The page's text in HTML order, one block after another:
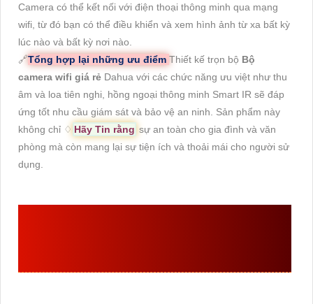
Camera có thể kết nối với điện thoại thông minh qua mạng
wifi, từ đó bạn có thể điều khiển và xem hình ảnh từ xa bất kỳ
lúc nào và bất kỳ nơi nào.
🔗Tổng hợp lại những ưu điểm Thiết kế trọn bộ Bộ
camera wifi giá rẻ Dahua với các chức năng ưu việt như thu
âm và loa tiên nghi, hồng ngoại thông minh Smart IR sẽ đáp
ứng tốt nhu cầu giám sát và bảo vệ an ninh. Sản phẩm này
không chỉ ♢ Hãy Tin rằng sự an toàn cho gia đình và văn
phòng mà còn mang lại sự tiện ích và thoải mái cho người sử
dụng.